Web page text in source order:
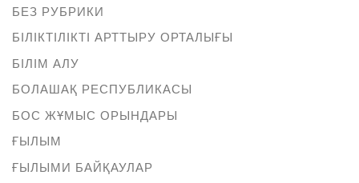
БЕЗ РУБРИКИ
БІЛІКТІЛІКТІ АРТТЫРУ ОРТАЛЫҒЫ
БІЛІМ АЛУ
БОЛАШАҚ РЕСПУБЛИКАСЫ
БОС ЖҰМЫС ОРЫНДАРЫ
ҒЫЛЫМ
ҒЫЛЫМИ БАЙҚАУЛАР